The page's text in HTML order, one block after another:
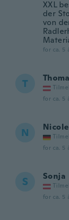
XXL
der
von
for ca. 5
T
for ca. 5
N Nicole
for ca. 5
S Sonja
for ca. 5